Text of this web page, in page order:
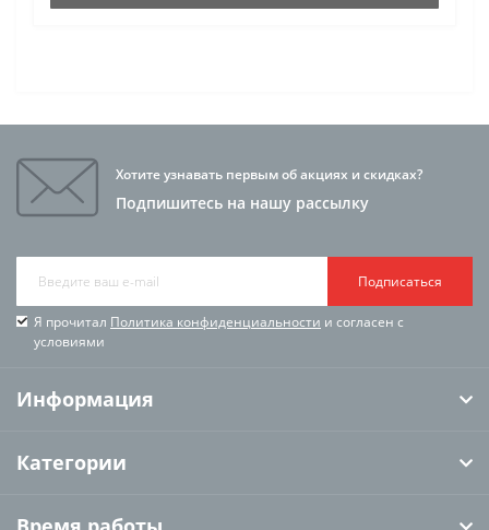
Хотите узнавать первым об акциях и скидках?
Подпишитесь на нашу рассылку
Подписаться
Я прочитал Политика конфиденциальности и согласен с
условиями
Информация
Категории